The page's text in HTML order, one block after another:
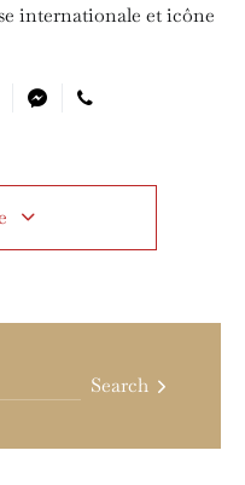
internationale et icône
Search